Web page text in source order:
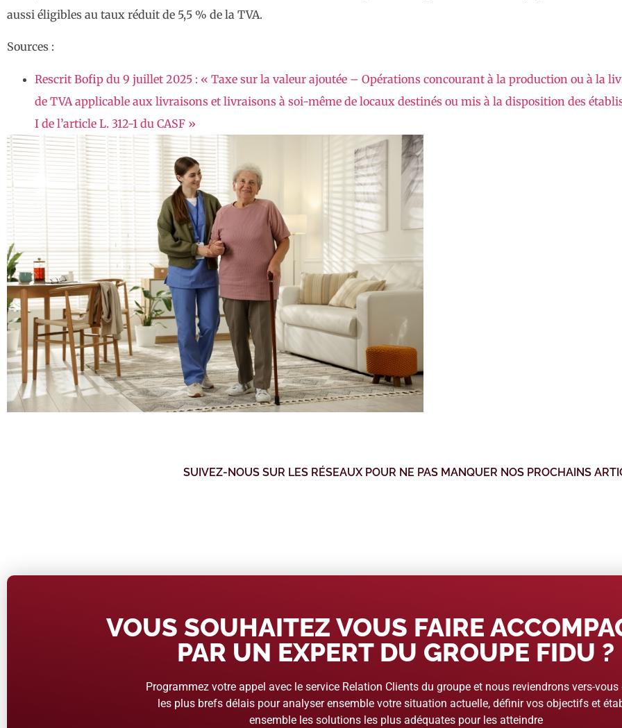
aussi éligibles au taux réduit de 5,5 % de la TVA.
Sources :
Rescrit Bofip du 9 juillet 2025 : « Taxe sur la valeur ajoutée – Opérations concourant à la production ou à la
de TVA applicable aux livraisons et livraisons à soi-même de locaux destinés ou mis à la disposition des
I de l’article L. 312-1 du CASF »
SUIVEZ-NOUS SUR LES RÉSEAUX POUR NE PAS MANQUER NOS PROCHAINS
VOUS SOUHAITEZ VOUS FAIRE
PAR UN EXPERT DU GROUPE FIDU ?
Programmez votre appel avec le service Relation Clients du groupe et nous reviendrons vers-vous
les plus brefs délais pour analyser ensemble votre situation actuelle, définir vos objectifs et
ensemble les solutions les plus adéquates pour les atteindre